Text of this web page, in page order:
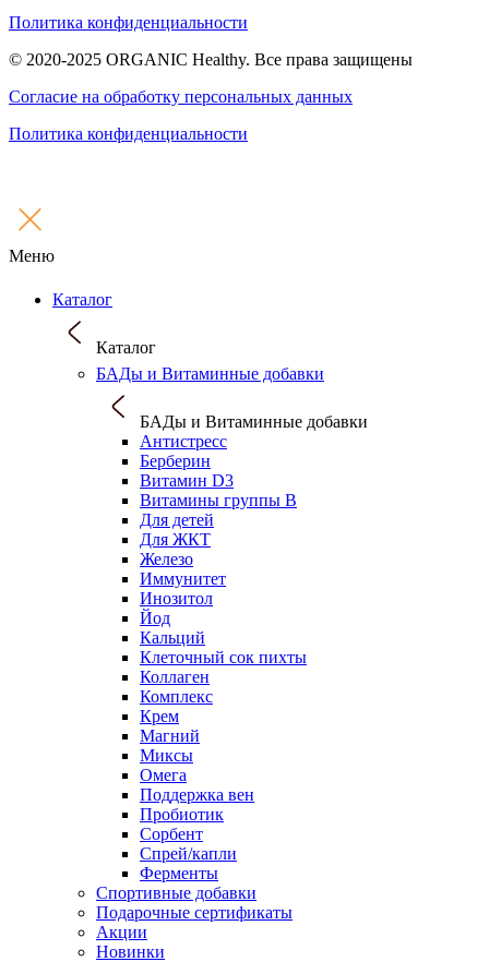
Политика конфиденциальности
© 2020-2025 ORGANIC Healthy. Все права защищены
Согласие на обработку персональных данных
Политика конфиденциальности
Меню
Каталог
Каталог
БАДы и Витаминные добавки
БАДы и Витаминные добавки
Антистресс
Берберин
Витамин D3
Витамины группы B
Для детей
Для ЖКТ
Железо
Иммунитет
Инозитол
Йод
Кальций
Клеточный сок пихты
Коллаген
Комплекс
Крем
Магний
Миксы
Омега
Поддержка вен
Пробиотик
Сорбент
Спрей/капли
Ферменты
Спортивные добавки
Подарочные сертификаты
Акции
Новинки